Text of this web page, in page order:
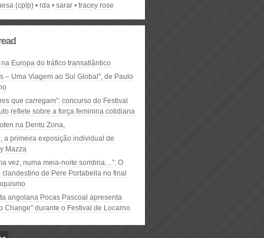
(cplp)
rda sarar tracey rose
Europa do tráfico transatlântico
– Uma Viagem ao Sul Global", de Paulo
que carregam”: concurso do Festival
reflete sobre a força feminina cotidiana
na Dentu Zona,
a primeira exposição individual de
Mazza
vez, numa meia-noite sombria…”: O
clandestino de Pere Portabella no final
angolana Pocas Pascoal apresenta
Change" durante o Festival de Locarno